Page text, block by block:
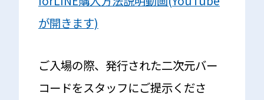
が開きます)
ご入場の際、発行された二次元バー
コードをスタッフにご提示くださ